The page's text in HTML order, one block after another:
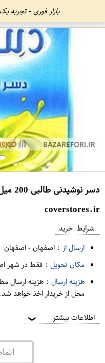
بازار فوری -
دسر نوشیدنی طالبی 200 میل دنت
coverstores.ir
شرایط خرید
ارسال از : اصفهان-اصفهان
مکان تحویل : فقط در شهر
هزینه ارسال : هزینه ارسال
محل از خریدار اخذ خواهد شد.
اطلاعات بیشتر ❯